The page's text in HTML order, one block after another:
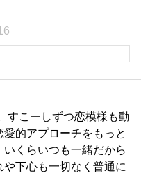
すこーしずつ恋模様も動
的アプローチをもっと
くらいつも一緒だから
下心も一切なく普通に